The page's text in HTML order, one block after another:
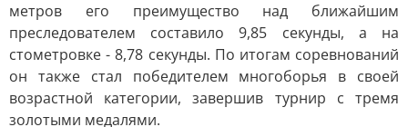
метров его преимущество над ближайшим
преследователем составило 9,85 секунды, а на
стометровке - 8,78 секунды. По итогам соревнований
он также стал победителем многоборья в своей
возрастной категории, завершив турнир с тремя
золотыми медалями.